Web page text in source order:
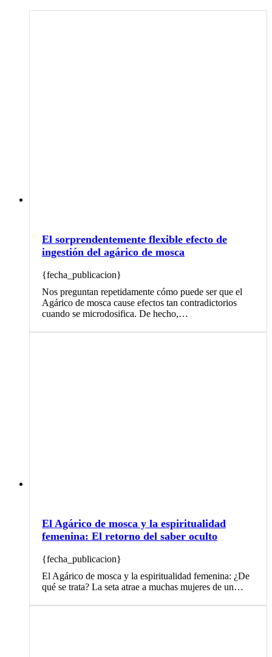
El sorprendentemente flexible efecto de
ingestión del agárico de mosca
{fecha_publicacion}
Nos preguntan repetidamente cómo puede ser que el
Agárico de mosca cause efectos tan contradictorios
cuando se microdosifica. De hecho,…
El Agárico de mosca y la espiritualidad
femenina: El retorno del saber oculto
{fecha_publicacion}
El Agárico de mosca y la espiritualidad femenina: ¿De
qué se trata? La seta atrae a muchas mujeres de un…